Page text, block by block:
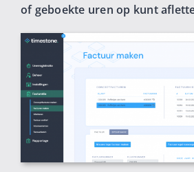
of geboekte uren op kunt